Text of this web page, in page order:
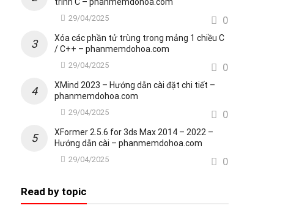
trình C – phanmemdohoa.com
29/04/2025 0
Xóa các phần tử trùng trong mảng 1 chiều C
/ C++ – phanmemdohoa.com
29/04/2025 0
XMind 2023 – Hướng dẫn cài đặt chi tiết –
phanmemdohoa.com
29/04/2025 0
XFormer 2.5.6 for 3ds Max 2014 – 2022 –
Hướng dẫn cài – phanmemdohoa.com
29/04/2025 0
Read by topic